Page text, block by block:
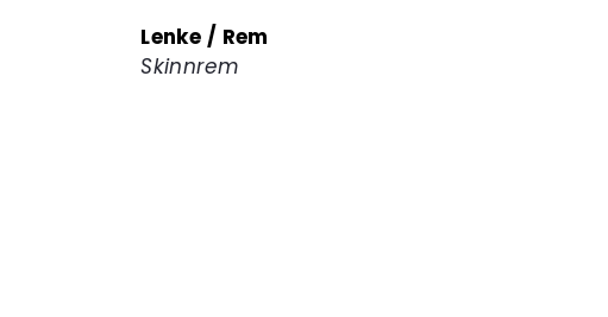
Lenke / Rem
Skinnrem